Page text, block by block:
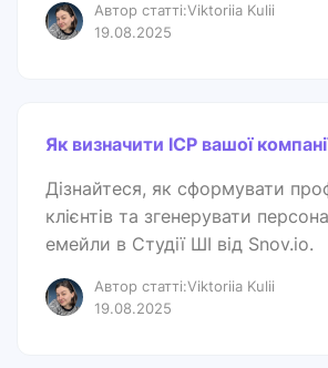
Автор статті:Viktoriia Kulii
19.08.2025
Як визначити ICP вашої
Дізнайтеся, як сформувати
клієнтів та згенерувати
емейли в Студії ШІ від Snov.io.
Автор статті:Viktoriia Kulii
19.08.2025